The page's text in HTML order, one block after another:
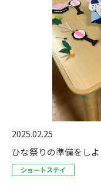
2025.02.25
ひな祭りの準備をしよ
ショートステイ